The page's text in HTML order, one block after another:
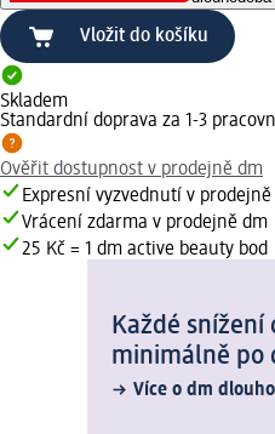
Vložit do košíku
Skladem
Standardní doprava za 1-3
Ověřit dostupnost v prodejně dm
Expresní vyzvednutí v
Vrácení zdarma v prodejně dm
25 Kč = 1 dm active beauty bod
Každé snížení
minimálně po
Více o dm